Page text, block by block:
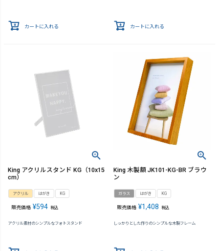
カートに入れる カートに入れる
King アクリルスタンド KG（10x15
cm）
アクリル はがき KG
販売価格 ¥594 税込
アクリル素材のシンプルなフォトスタンド
King 木製額 JK101-KG-BR ブラウ
ン
ガラス はがき KG
販売価格 ¥1,408 税込
しっかりとした作りのシンプルな木製フレーム